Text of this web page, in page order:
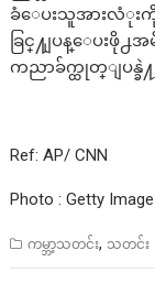
ခံေပးသူအားလံုး
ခြင္႔ျပန္ေပးဖို႕
ကညာခ်က္ထုတ္ျပန္ခဲ
Ref: AP/ CNN
Photo : Getty Image
ကမ္ဘာ့သတင်း, သတင်း